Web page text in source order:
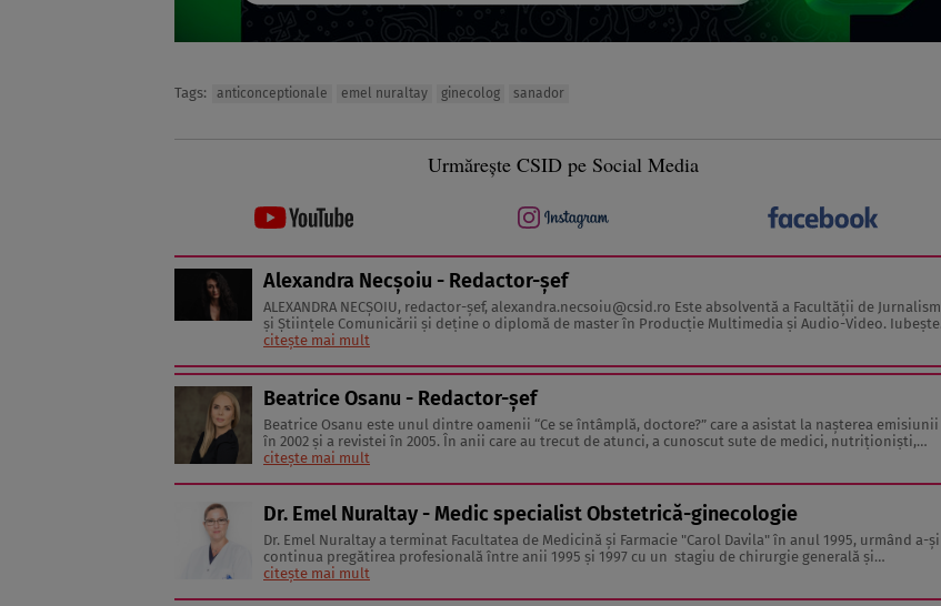
Tags: anticonceptionale emel nuraltay ginecolog sanador
Urmărește CSID pe Social Media
Alexandra Necșoiu - Redactor-șef
ALEXANDRA NECŞOIU, redactor-șef, alexandra.necsoiu@csid.ro Este absolventă a Facultăţii de Jurnalism
şi Ştiinţele Comunicării şi deţine o diplomă de master în Producţie Multimedia şi Audio-Video. Iubeşte
să scrie şi nu se vede făcând altceva, acesta fiind visul ei încă de pe ...
citește mai mult
Beatrice Osanu - Redactor-şef
Beatrice Osanu este unul dintre oamenii “Ce se întâmplă, doctore?” care a asistat la naşterea emisiunii
în 2002 şi a revistei în 2005. În anii care au trecut de atunci, a cunoscut sute de medici, nutriţionişti,
antrenori de fitness şi psihologi, dar şi celebrităţi care au inspirat-o, ...
citește mai mult
Dr. Emel Nuraltay - Medic specialist Obstetrică-ginecologie
Dr. Emel Nuraltay a terminat Facultatea de Medicină și Farmacie "Carol Davila" în anul 1995, urmând a-și
continua pregătirea profesională între anii 1995 și 1997 cu un stagiu de chirurgie generală și
citește mai mult